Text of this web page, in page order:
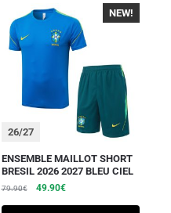
26/27
NEW!
ENSEMBLE MAILLOT SHORT
BRESIL 2026 2027 BLEU CIEL
79.90€ 49.90€